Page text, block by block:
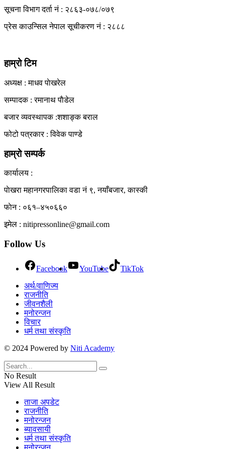
सूचना विभाग दर्ता नं : २८६३-०७८/०७९
प्रेस काउन्सिल नेपाल सूचीकरण नं : २८८८
हाम्रो टिम
अध्यक्ष : माधव पाेखरेल
सम्पादक : रमानाथ पाैडेल
बजार व्यवस्थापक :शशाङ्क बराल
फोटो पत्रकार : विवेक पाण्डे
हाम्रो सम्पर्क
कार्यालय :
पाेखरा महानगरपालिका वडा नं ९, नयाँबजार, कास्की
फाेन : ०६१–४५०६६०
इमेल : nitipressonline@gmail.com
Follow Us
Facebook YouTube
TikTok
अर्थ/वाणिज्य
राजनीति
जीवनशैली
मनोरन्जन
विचार
धर्म तथा संस्कृति
© 2024 Powered by Niti Academy
No Result
View All Result
ताजा अपडेट
राजनीति
मनोरन्जन
ब्यावसायी
धर्म तथा संस्कृति
मनोरन्जन